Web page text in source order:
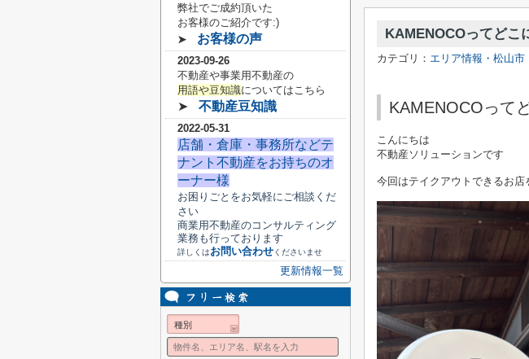
KAMENOCOってどこ
カテゴリ： エリア情報・松山市
KAMENOCOって
こんにちは
不動産ソリューションです
今回はテイクアウトできるお店
弊社でご成約頂いた
お客様のご紹介です:)
➤
お客様の声
2023-09-26
不動産や事業用不動産の
用語や豆知識についてはこちら
➤ 不動産豆知識
2022-05-31
店舗・倉庫・事務所などテ
ナント不動産をお持ちのオ
ーナー様
お困りごとをお気軽にご相談くだ
さい
商業用不動産のコンサルティング
業務も行っております
詳しくはお問い合わせくださいませ
更新情報一覧
種別